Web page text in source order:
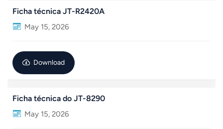
Ficha técnica JT-R2420A
May 15, 2026
Download
Ficha técnica do JT-8290
May 15, 2026